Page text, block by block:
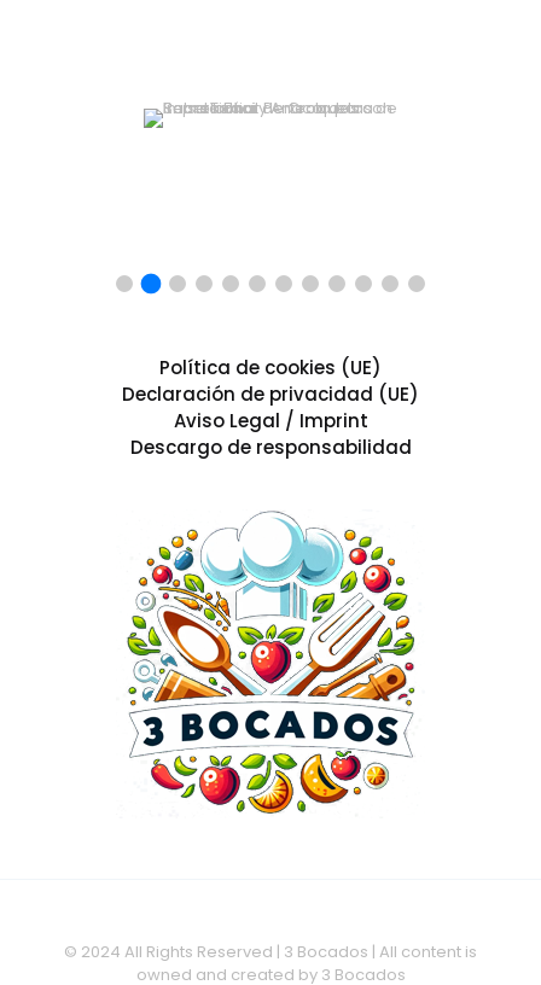
Política de cookies (UE)
Declaración de privacidad (UE)
Aviso Legal / Imprint
Descargo de responsabilidad
© 2024 All Rights Reserved | 3 Bocados | All content is
owned and created by 3 Bocados